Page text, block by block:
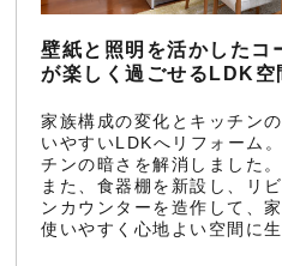
壁紙と照明を活かしたコ
が楽しく過ごせるLDK空
家族構成の変化とキッチン
いやすいLDKへリフォーム
チンの暗さを解消しました。
また、食器棚を新設し、リ
ンカウンターを造作して、
使いやすく心地よい空間に